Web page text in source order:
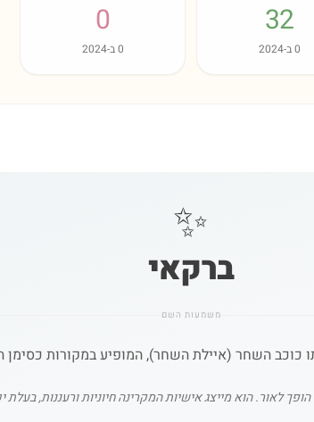
32
0ב-2024
0
0ב-2024
✨
ברקאי
משמעות השם
השחר (איילת השחר), המופיע במקורות כסימן
הוא מייצג אישיות המקרינה חיוניות ורעננות, בעלת